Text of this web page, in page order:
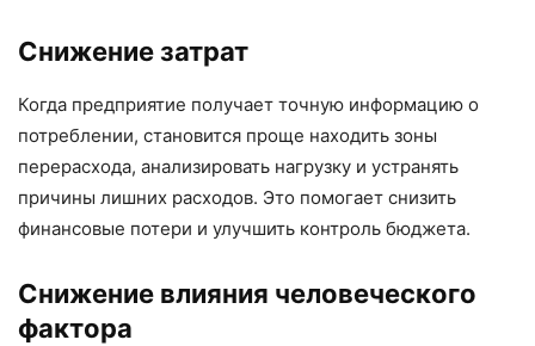
Снижение затрат
Когда предприятие получает точную информацию о
потреблении, становится проще находить зоны
перерасхода, анализировать нагрузку и устранять
причины лишних расходов. Это помогает снизить
финансовые потери и улучшить контроль бюджета.
Снижение влияния человеческого
фактора